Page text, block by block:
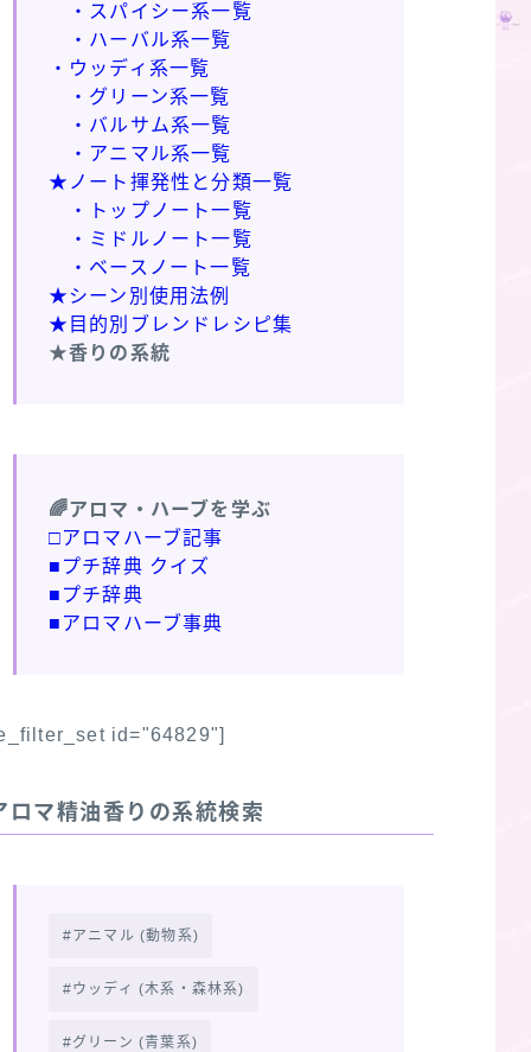
・スパイシー系一覧
・ハーバル系一覧
・ウッディ系一覧
・グリーン系一覧
・バルサム系一覧
・アニマル系一覧
★ノート揮発性と分類一覧
・トップノート一覧
・ミドルノート一覧
・ベースノート一覧
★シーン別使用法例
★目的別ブレンドレシピ集
★香りの系統
🌈アロマ・ハーブを学ぶ
□アロマハーブ記事
■プチ辞典 クイズ
■プチ辞典
■アロマハーブ事典
id="64829"]
ロマ精油香りの系統検索
アニマル (動物系)
ウッディ (木系・森林系)
グリーン (青葉系)